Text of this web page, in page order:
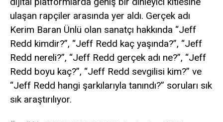
ulaşan rapçiler arasında yer aldı. Gerçek adı
Kerim Baran Ünlü olan sanatçı hakkında “Jeff
Redd kimdir?”, “Jeff Redd kaç yaşında?”, “Jeff
Redd nereli?”, “Jeff Redd gerçek adı ne?”, “Jeff
Redd boyu kaç?”, “Jeff Redd sevgilisi kim?” ve
“Jeff Redd hangi şarkılarıyla tanındı?” soruları sık
sık araştırılıyor.